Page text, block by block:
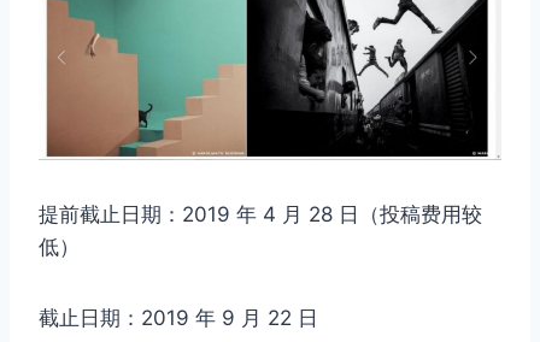
提前截止日期：2019 年 4 月 28 日（投稿费用较
低）
截止日期：2019 年 9 月 22 日